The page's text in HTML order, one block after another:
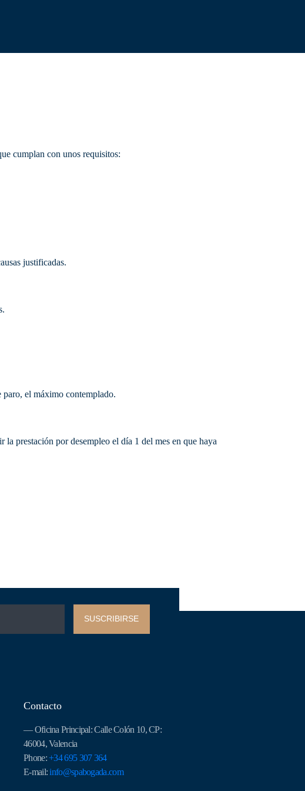
cumplan con unos requisitos:
justificadas.
paro, el máximo contemplado.
prestación por desempleo el día 1 del mes en que haya
SUSCRIBIRSE
Contacto
— Oficina Principal: Calle Colón 10, CP:
46004, Valencia
Phone:+34 695 307 364
E-mail:info@spabogada.com